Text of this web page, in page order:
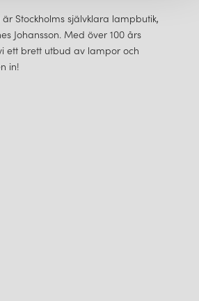
Stockholms självklara lampbutik,
Johansson. Med över 100 års
ett brett utbud av lampor och
in!